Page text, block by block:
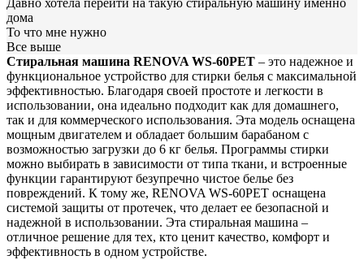
дома
То что мне нужно
Все выше
Стиральная машина RENOVA WS-60PET – это надежное и
функциональное устройство для стирки белья с максимальной
эффективностью. Благодаря своей простоте и легкости в
использовании, она идеально подходит как для домашнего,
так и для коммерческого использования. Эта модель оснащена
мощным двигателем и обладает большим барабаном с
возможностью загрузки до 6 кг белья. Программы стирки
можно выбирать в зависимости от типа ткани, и встроенные
функции гарантируют безупречно чистое белье без
повреждений. К тому же, RENOVA WS-60PET оснащена
системой защиты от протечек, что делает ее безопасной и
надежной в использовании. Эта стиральная машина –
отличное решение для тех, кто ценит качество, комфорт и
эффективность в одном устройстве.